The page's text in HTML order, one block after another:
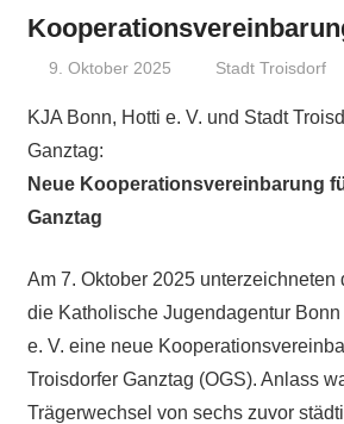
9. Oktober 2025 treffpunkt
Stadt Troisdorf
KJA Bonn, Hotti e. V. und Stadt
Ganztag:
Neue Kooperationsvereinbarung
Ganztag
Am 7. Oktober 2025 unterzeichneten
die Katholische Jugendagentur
e. V. eine neue
Troisdorfer Ganztag (OGS). Anlass
Trägerwechsel von sechs zuvor